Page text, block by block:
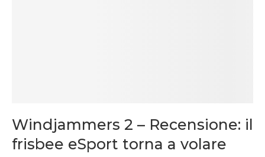
Windjammers 2 – Recensione: il
frisbee eSport torna a volare